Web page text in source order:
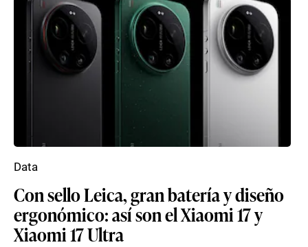
Con sello Leica, gran batería y diseño
ergonómico: así son el Xiaomi 17 y
Xiaomi 17 Ultra
Data